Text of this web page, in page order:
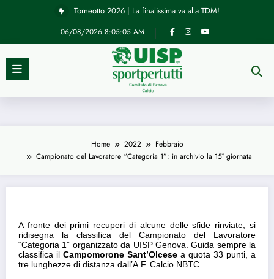
Torneotto 2026 | La finalissima va alla TDM!
06/08/2026 8:05:05 AM
Home 2022
Febbraio
Campionato del Lavoratore “Categoria 1”: in archivio la 15° giornata
Campionato del Lavoratore “Categoria
1”: in archivio la 15° giornata
A fronte dei primi recuperi di alcune delle sfide rinviate, si
ridisegna la classifica del Campionato del Lavoratore
“Categoria 1” organizzato da UISP Genova. Guida sempre la
classifica il Campomorone Sant’Olcese a quota 33 punti, a
tre lunghezze di distanza dall’A.F. Calcio NBTC.